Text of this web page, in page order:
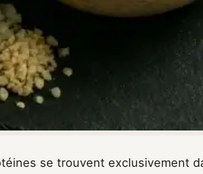
se trouvent exclusivement